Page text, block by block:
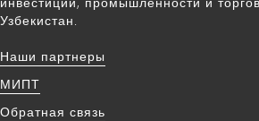
Узбекистан.
Наши партнеры
МИПТ
Обратная связь